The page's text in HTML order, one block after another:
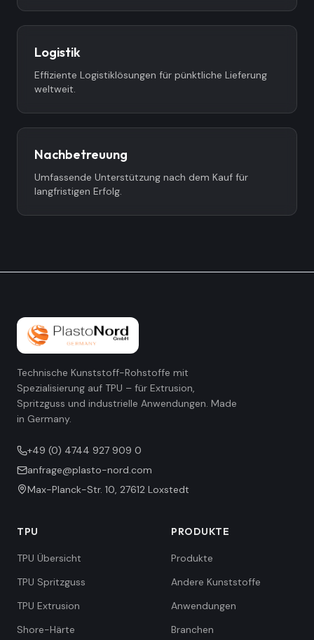
Logistik
Effiziente Logistiklösungen für pünktliche Lieferung
weltweit.
Nachbetreuung
Umfassende Unterstützung nach dem Kauf für
langfristigen Erfolg.
Technische Kunststoff-Rohstoffe mit
Spezialisierung auf TPU – für Extrusion,
Spritzguss und industrielle Anwendungen. Made
in Germany.
+49 (0) 4744 927 909 0
anfrage@plasto-nord.com
Max-Planck-Str. 10, 27612 Loxstedt
TPU
TPU Übersicht
TPU Spritzguss
TPU Extrusion
Shore-Härte
PRODUKTE
Produkte
Andere Kunststoffe
Anwendungen
Branchen